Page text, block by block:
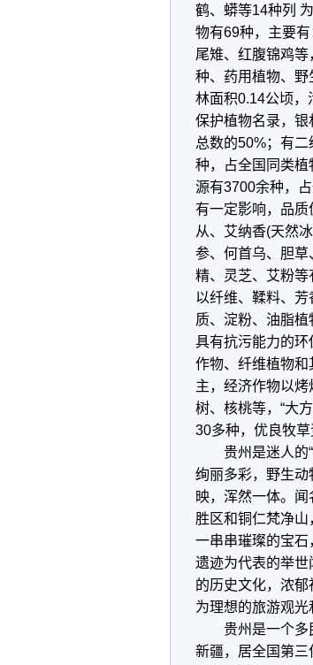
鹤、蟒等14种列
物有69种，主要
尾雉、红腹锦鸡
种、药用植物、
林面积0.14公顷，
保护植物名录，
总数的50%；有
种，占全国同类
源有3700余种，
有一定影响，品
从、艾纳香(天然
参、何首乌、胆
精、灵芝、艾粉等
以纤维、鞣料、
质、淀粉、油脂植
具有抗污能力的
作物、纤维植物
主，经济作物以
树、核桃等，“大
30多种，优良牧
贵州是迷人的“
绚丽多彩，野生
映，浑然一体。
胜区和铜仁梵净
一串串璀璨的宝
遗迹为代表的举
的历史文化，浓
为理想的旅游观光
贵州是一个多民
新疆，居全国第三